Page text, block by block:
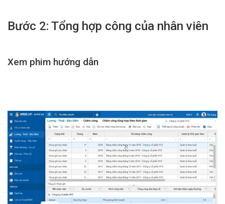
Bước 2: Tổng hợp công của nhân viên
Xem phim hướng dẫn